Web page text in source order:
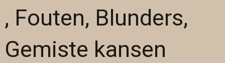
, Fouten, Blunders,
Gemiste kansen